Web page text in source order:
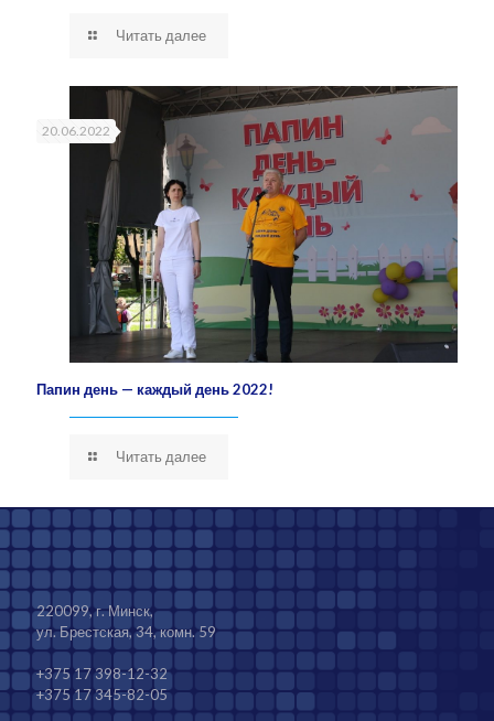
Читать далее
20.06.2022
Папин день — каждый день 2022!
Читать далее
220099, г. Минск,
ул. Брестская, 34, комн. 59
+375 17 398-12-32
+375 17 345-82-05